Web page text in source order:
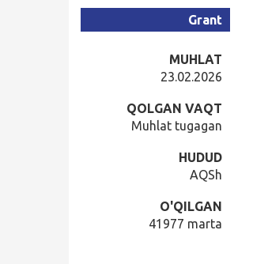
Grant
MUHLAT
23.02.2026
QOLGAN VAQT
Muhlat tugagan
HUDUD
AQSh
O'QILGAN
41977 marta